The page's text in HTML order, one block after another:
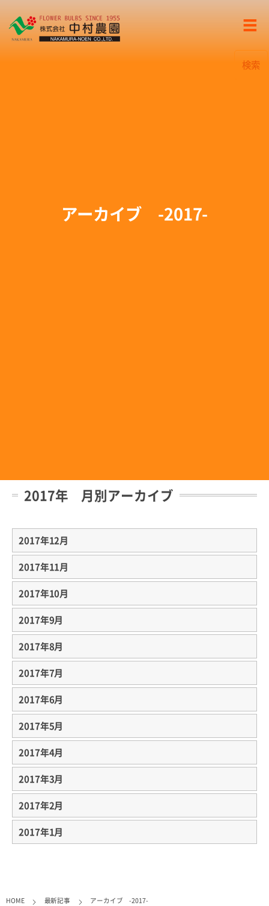
検索
アーカイブ -2017-
2017年 月別アーカイブ
2017年12月
2017年11月
2017年10月
2017年9月
2017年8月
2017年7月
2017年6月
2017年5月
2017年4月
2017年3月
2017年2月
2017年1月
HOME 最新記事 アーカイブ -2017-